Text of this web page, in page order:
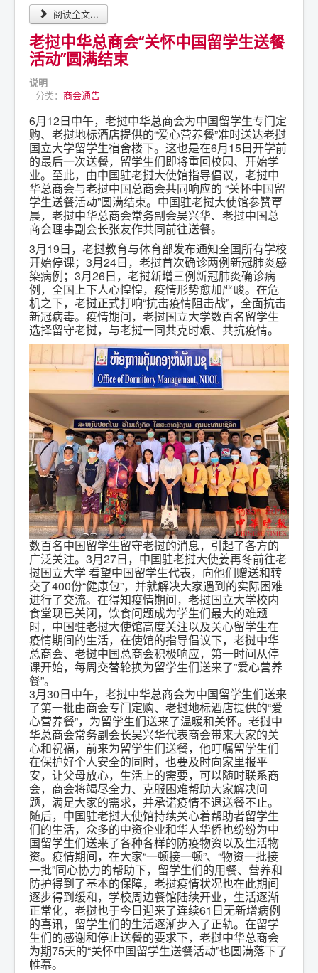
阅读全文...
老挝中华总商会“关怀中国留学生送餐
活动”圆满结束
说明
分类： 商会通告
6月12日中午，老挝中华总商会为中国留学生专门定
购、老挝地标酒店提供的“爱心营养餐”准时送达老挝
国立大学留学生宿舍楼下。这也是在6月15日开学前
的最后一次送餐，留学生们即将重回校园、开始学
业。至此，由中国驻老挝大使馆指导倡议，老挝中
华总商会与老挝中国总商会共同响应的 “关怀中国留
学生送餐活动”圆满结束。中国驻老挝大使馆参赞覃
晨，老挝中华总商会常务副会吴兴华、老挝中国总
商会理事副会长张友作共同前往送餐。
3月19日，老挝教育与体育部发布通知全国所有学校
开始停课；3月24日，老挝首次确诊两例新冠肺炎感
染病例；3月26日，老挝新增三例新冠肺炎确诊病
例，全国上下人心惶惶，疫情形势愈加严峻。在危
机之下，老挝正式打响“抗击疫情阻击战”，全面抗击
新冠病毒。疫情期间，老挝国立大学数百名留学生
选择留守老挝，与老挝一同共克时艰、共抗疫情。
数百名中国留学生留守老挝的消息，引起了各方的
广泛关注。3月27日，中国驻老挝大使姜再冬前往老
挝国立大学 看望中国留学生代表，向他们赠送和转
交了400份“健康包”，并就解决大家遇到的实际困难
进行了交流。在得知疫情期间，老挝国立大学校内
食堂现已关闭，饮食问题成为学生们最大的难题
时，中国驻老挝大使馆高度关注以及关心留学生在
疫情期间的生活，在使馆的指导倡议下，老挝中华
总商会、老挝中国总商会积极响应，第一时间从停
课开始，每周交替轮换为留学生们送来了”爱心营养
餐”。
3月30日中午，老挝中华总商会为中国留学生们送来
了第一批由商会专门定购、老挝地标酒店提供的“爱
心营养餐”，为留学生们送来了温暖和关怀。老挝中
华总商会常务副会长吴兴华代表商会带来大家的关
心和祝福，前来为留学生们送餐，他叮嘱留学生们
在保护好个人安全的同时，也要及时向家里报平
安，让父母放心，生活上的需要，可以随时联系商
会，商会将竭尽全力、克服困难帮助大家解决问
题，满足大家的需求，并承诺疫情不退送餐不止。
随后，中国驻老挝大使馆持续关心着帮助者留学生
们的生活，众多的中资企业和华人华侨也纷纷为中
国留学生们送来了各种各样的防疫物资以及生活物
资。疫情期间，在大家“一顿接一顿”、“物资一批接
一批”同心协力的帮助下，留学生们的用餐、营养和
防护得到了基本的保障，老挝疫情状况也在此期间
逐步得到缓和，学校周边餐馆陆续开业，生活逐渐
正常化，老挝也于今日迎来了连续61日无新增病例
的喜讯，留学生们的生活逐渐步入了正轨。在留学
生们的感谢和停止送餐的要求下，老挝中华总商会
为期75天的“关怀中国留学生送餐活动”也圆满落下了
帷幕。